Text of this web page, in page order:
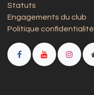
Statuts
Engagements du club
Politique confidentialité